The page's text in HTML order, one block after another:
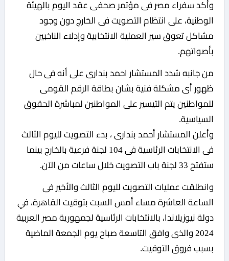
وأكد سفراء مصر فى مؤتمر صحفى عقد اليوم بالهيئة
الوطنية، على انتظام التصويت فى الخارج دون وجود
مشاكل تعوق سير العملية الانتخابية وإدلاء الناخبين
بأصواتهم.
من جانبه شدد المستشار احمد بندارى على أنه فى حال
ظهور أى مشكلة فنية بشان بطاقة الرقم القومى
للمواطنين يتم التيسير على المواطنين لمباشرة الحقوق
السياسية.
وأعلن المستشار أحمد بندارى ، بدء التصويت لليوم الثالث
فى الانتخابات الرئاسية فى 104 لجنة فرعية بالخارج بينما
ستفتح 33 لجنة باب التصويت خلال ساعات من الآن.
وانطلقت عمليات التصويت لليوم الثالث والأخير فى
الساعة العاشرة مساء أمس السبت بتوقيت القاهرة، في
دولة نيوزيلاندا، بالانتخابات الرئاسية لجمهورية مصر العربية
2024 والذى وافق التاسعة صباح يوم الجمعة الماضية
بسبب فروق التوقيت.